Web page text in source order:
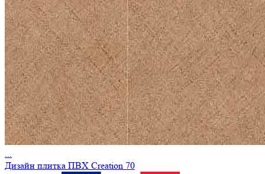
...
Дизайн плитка ПВХ Creation 70